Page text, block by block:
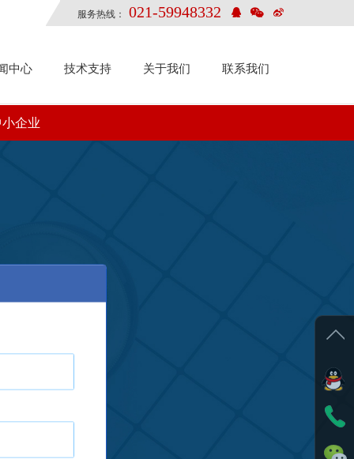
服务热线： 021-59948332
中心 技术支持 关于我们 联系我们
企业